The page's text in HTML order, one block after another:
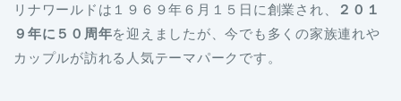
リナワールドは１９６９年６月１５日に創業され、
２０１
９年に５０周年を迎えましたが、今でも多くの家族連れや
カップルが訪れる人気テーマパークです。